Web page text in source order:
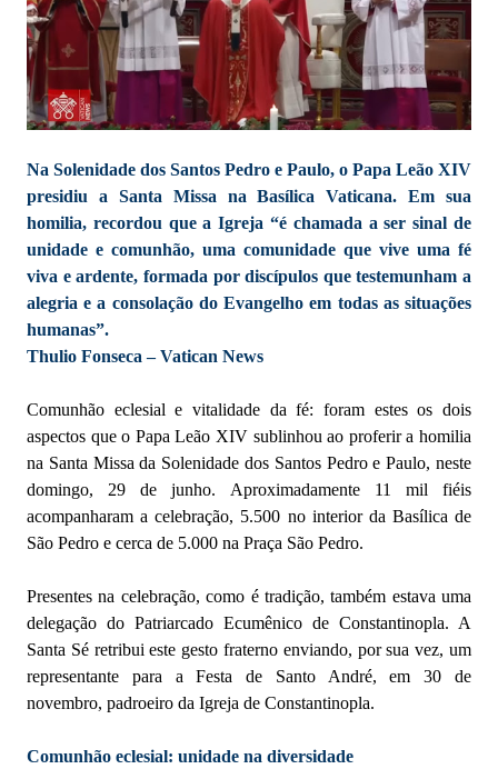
Na Solenidade dos Santos Pedro e Paulo, o Papa Leão XIV
presidiu a Santa Missa na Basílica Vaticana. Em sua
homilia, recordou que a Igreja “é chamada a ser sinal de
unidade e comunhão, uma comunidade que vive uma fé
viva e ardente, formada por discípulos que testemunham a
alegria e a consolação do Evangelho em todas as situações
humanas”.
Thulio Fonseca – Vatican News
Comunhão eclesial e vitalidade da fé: foram estes os dois
aspectos que o Papa Leão XIV sublinhou ao proferir a homilia
na Santa Missa da Solenidade dos Santos Pedro e Paulo, neste
domingo, 29 de junho. Aproximadamente 11 mil fiéis
acompanharam a celebração, 5.500 no interior da Basílica de
São Pedro e cerca de 5.000 na Praça São Pedro.
Presentes na celebração, como é tradição, também estava uma
delegação do Patriarcado Ecumênico de Constantinopla. A
Santa Sé retribui este gesto fraterno enviando, por sua vez, um
representante para a Festa de Santo André, em 30 de
novembro, padroeiro da Igreja de Constantinopla.
Comunhão eclesial: unidade na diversidade